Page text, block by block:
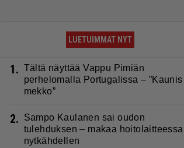
LUETUIMMAT NYT
1. Tältä näyttää Vappu Pimiän
perhelomalla Portugalissa – ”Kaunis
mekko”
2.
Sampo Kaulanen sai oudon
tulehduksen – makaa hoitolaitteessa
nytkähdellen